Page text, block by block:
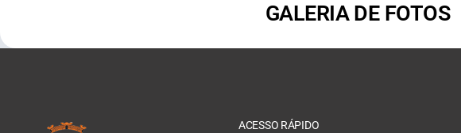
GALERIA DE FOTOS
ACESSO RÁPIDO